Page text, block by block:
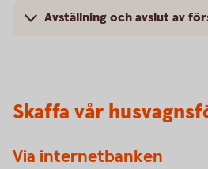
Avställning och avslut av
Skaffa vår
Via internetbanken